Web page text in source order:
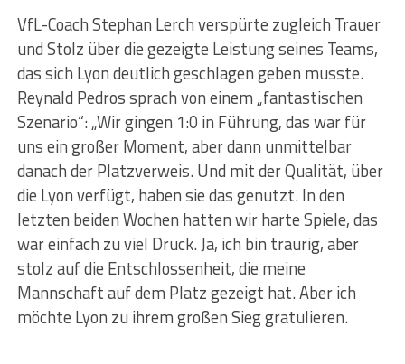
VfL-Coach Stephan Lerch verspürte zugleich Trauer
und Stolz über die gezeigte Leistung seines Teams,
das sich Lyon deutlich geschlagen geben musste.
Reynald Pedros sprach von einem „fantastischen
Szenario“: „Wir gingen 1:0 in Führung, das war für
uns ein großer Moment, aber dann unmittelbar
danach der Platzverweis. Und mit der Qualität, über
die Lyon verfügt, haben sie das genutzt. In den
letzten beiden Wochen hatten wir harte Spiele, das
war einfach zu viel Druck. Ja, ich bin traurig, aber
stolz auf die Entschlossenheit, die meine
Mannschaft auf dem Platz gezeigt hat. Aber ich
möchte Lyon zu ihrem großen Sieg gratulieren.